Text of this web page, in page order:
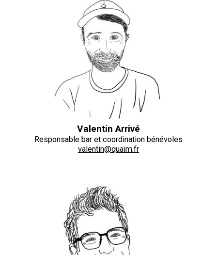
Valentin Arrivé
Responsable bar et coordination bénévoles
valentin@quaim.fr